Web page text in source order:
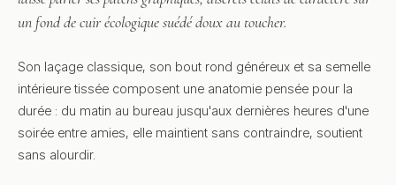
un fond de cuir écologique suédé doux au toucher.
Son laçage classique, son bout rond généreux et sa semelle
intérieure tissée composent une anatomie pensée pour la
durée : du matin au bureau jusqu'aux dernières heures d'une
soirée entre amies, elle maintient sans contraindre, soutient
sans alourdir.